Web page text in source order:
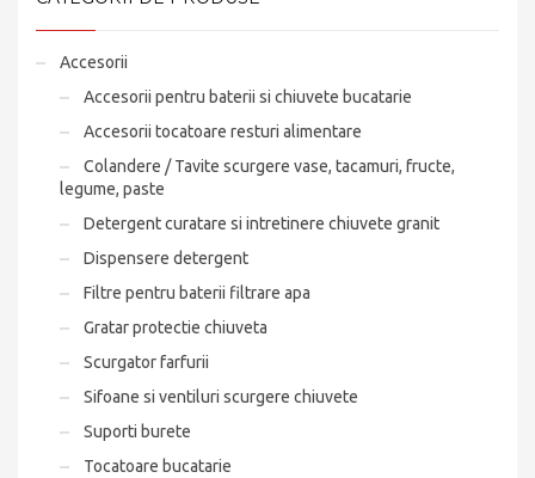
Accesorii
Accesorii pentru baterii si chiuvete bucatarie
Accesorii tocatoare resturi alimentare
Colandere / Tavite scurgere vase, tacamuri, fructe,
legume, paste
Detergent curatare si intretinere chiuvete granit
Dispensere detergent
Filtre pentru baterii filtrare apa
Gratar protectie chiuveta
Scurgator farfurii
Sifoane si ventiluri scurgere chiuvete
Suporti burete
Tocatoare bucatarie